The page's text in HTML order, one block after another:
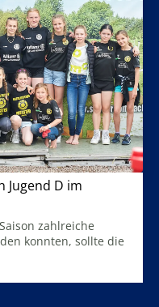
Jugend D im
zahlreiche
konnten, sollte die